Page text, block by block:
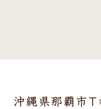
沖縄県那覇市